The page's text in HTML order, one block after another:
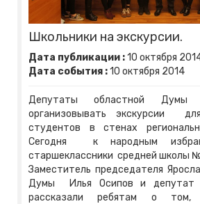
Школьники на экскурсии.
Дата публикации :10 октября
Дата события :10 октября 2014
Депутаты областной
организовывать экскурсии
студентов в стенах
Сегодня к народным
старшеклассники средней школы
Заместитель председателя
Думы Илья Осипов и депутат
рассказали ребятам о том,